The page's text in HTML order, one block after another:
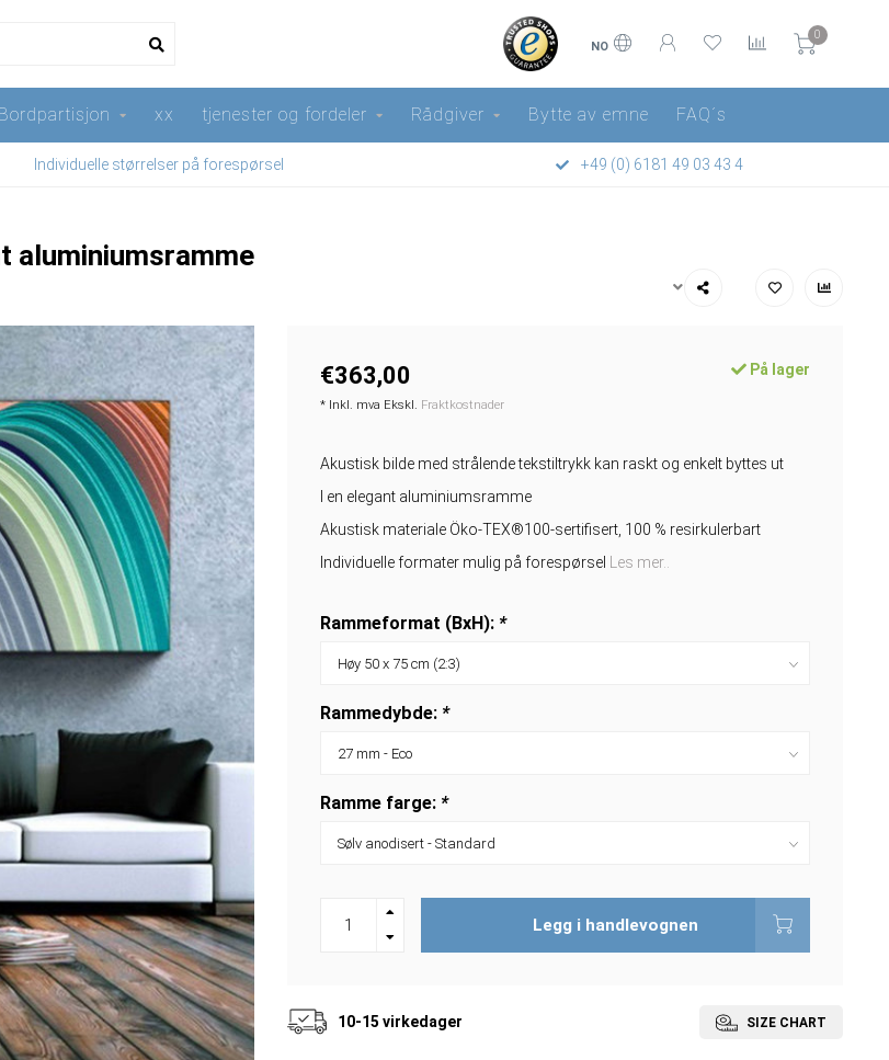
NO
0
Bordpartisjon xx tjenester og fordeler Rådgiver Bytte av emne FAQ´s
Individuelle størrelser på forespørsel +49 (0) 6181 49 03 43 4
aluminiumsramme
€363,00
* Inkl. mva Ekskl. Fraktkostnader
På lager
Akustisk bilde med strålende tekstiltrykk kan raskt og enkelt byttes ut
I en elegant aluminiumsramme
Akustisk materiale Öko-TEX®100-sertifisert, 100 % resirkulerbart
Individuelle formater mulig på forespørsel
Les mer..
Rammeformat (BxH): *
Rammedybde: *
Ramme farge: *
Legg i handlevognen
10-15 virkedager SIZE CHART